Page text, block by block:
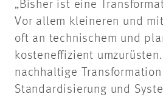
„Bisher ist eine
Vor allem kleineren und
oft an technischem und
kosteneffizient
nachhaltige
Standardisierung und